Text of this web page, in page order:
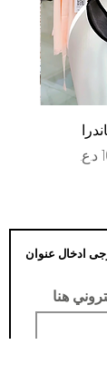
ادخال عنوان
هنا